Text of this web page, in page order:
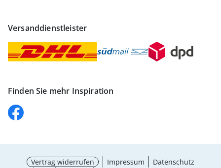
Versanddienstleister
Finden Sie mehr Inspiration
Vertrag widerrufen Impressum
Datenschutz